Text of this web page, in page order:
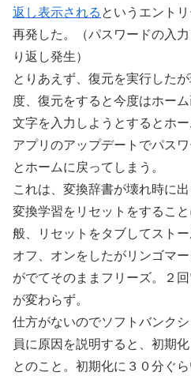
返し表示されるというエント
再発した。（パスワードの入
り返し発生）
とりあえず、復元を実行した
度、復元をすると今度はホー
文字を入力しようとするとホ
アプリのアップデートでパス
とホームに戻ってしまう。
これは、変換辞書が壊れ時に
変換学習をリセットをするこ
般、リセットをタブしてスト
オフ、オンをしたがリンゴマ
がでてそのままフリーズ。２
が変わらず。
仕方がないのでソフトバンク
員に原因を説明すると、初期
とのこと。初期化に３０分ぐ